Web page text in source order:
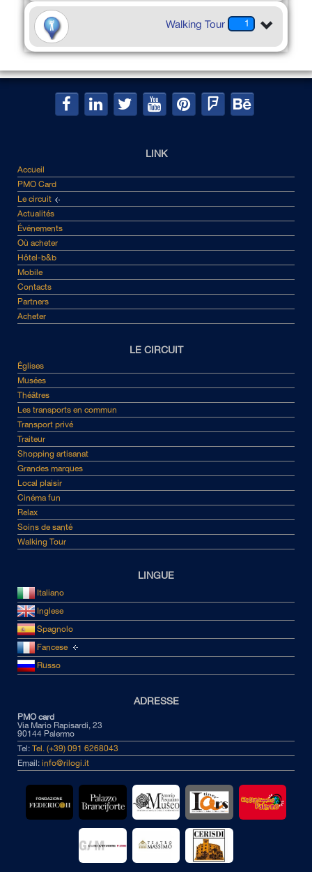
1
Walking Tour
LINK
Accueil
PMO Card
Le circuit
Actualités
Événements
Où acheter
Hôtel-b&b
Mobile
Contacts
Partners
Acheter
LE CIRCUIT
Églises
Musées
Théâtres
Les transports en commun
Transport privé
Traiteur
Shopping artisanat
Grandes marques
Local plaisir
Cinéma fun
Relax
Soins de santé
Walking Tour
LINGUE
Italiano
Inglese
Spagnolo
Fancese
Russo
ADRESSE
PMO card
Via Mario Rapisardi, 23
90144 Palermo
Tel: Tel. (+39) 091 6268043
Email: info@rilogi.it